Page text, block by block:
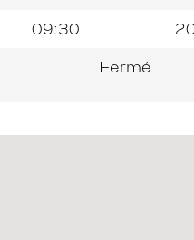
09:30
Fermé